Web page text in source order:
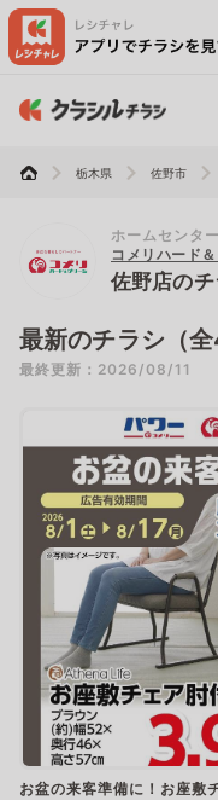
栃木県 佐野市
ホームセンター
コメリハード
佐野店の
最新のチラシ（全
最終更新：2026/08/11
お盆の来客準備に！お座敷